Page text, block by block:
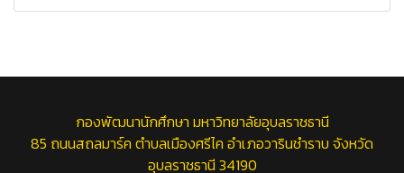
กองพัฒนานักศึกษา มหาวิทยาลัยอุบลราชธานี
85 ถนนสถลมาร์ค ตำบลเมืองศรีไค อำเภอวารินชำราบ จังหวัด
อุบลราชธานี 34190